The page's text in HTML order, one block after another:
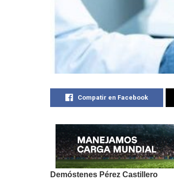
Compatir en Facebook
Demóstenes Pérez Castillero